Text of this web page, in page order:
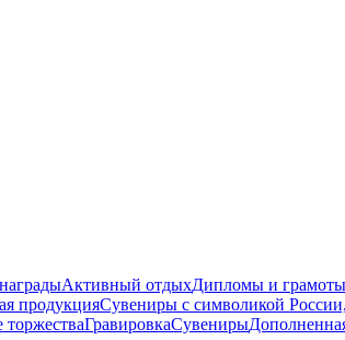
Активный отдыхДипломы и грамоты
продукцияСувениры с символикой
ГравировкаСувениры